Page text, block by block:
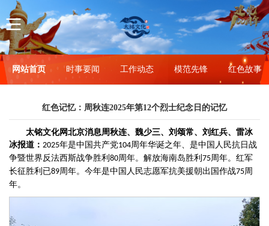
网站首页 时事要闻 工作动态 模范先锋 红色故事
红色记忆：周秋连2025年第12个烈士纪念日的记忆
太铭文化网北京消息周秋连、魏少三、刘颂常、刘红兵、雷冰
冰报道： 2025年是中国共产党104周年华诞之年、是中国人民抗日战
争暨世界反法西斯战争胜利 80周年。解放海南岛胜利 75周年。红军
长征胜利已‌89周年‌。今年是中国人民志愿军抗美援朝出国作战75周
年。